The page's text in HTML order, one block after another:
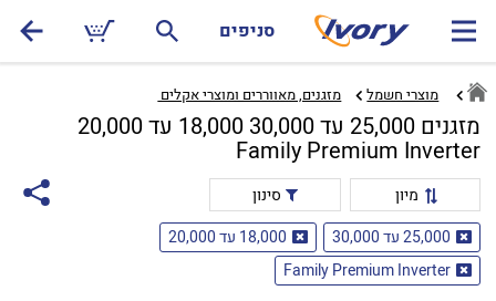
סניפים
מוצרי חשמל מזגנים, מאווררים ומוצרי אקלים ‏
מזגנים 25,000 עד 30,000 18,000 עד 20,000
Family Premium Inverter
מיון
סינון
25,000 עד 30,000
18,000 עד 20,000
Family Premium Inverter